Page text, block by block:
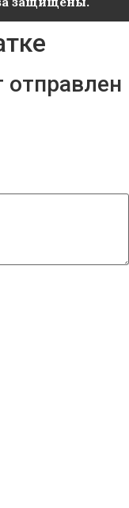
отправлен